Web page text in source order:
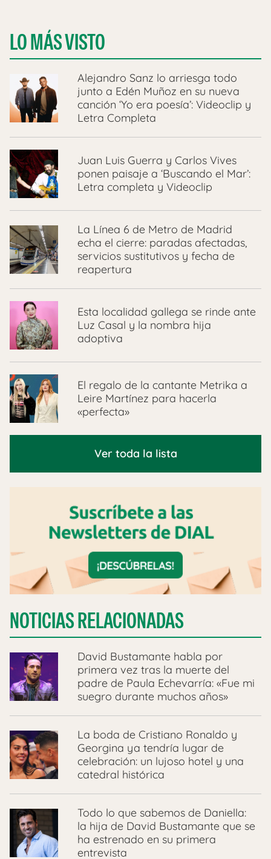
LO MÁS VISTO
Alejandro Sanz lo arriesga todo
junto a Edén Muñoz en su nueva
canción ‘Yo era poesía’: Videoclip y
Letra Completa
Juan Luis Guerra y Carlos Vives
ponen paisaje a ‘Buscando el Mar’:
Letra completa y Videoclip
La Línea 6 de Metro de Madrid
echa el cierre: paradas afectadas,
servicios sustitutivos y fecha de
reapertura
Esta localidad gallega se rinde ante
Luz Casal y la nombra hija
adoptiva
El regalo de la cantante Metrika a
Leire Martínez para hacerla
«perfecta»
Ver toda la lista
NOTICIAS RELACIONADAS
David Bustamante habla por
primera vez tras la muerte del
padre de Paula Echevarría: «Fue mi
suegro durante muchos años»
La boda de Cristiano Ronaldo y
Georgina ya tendría lugar de
celebración: un lujoso hotel y una
catedral histórica
Todo lo que sabemos de Daniella:
la hija de David Bustamante que se
ha estrenado en su primera
entrevista